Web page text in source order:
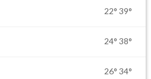
22° 39°
24° 38°
26° 34°